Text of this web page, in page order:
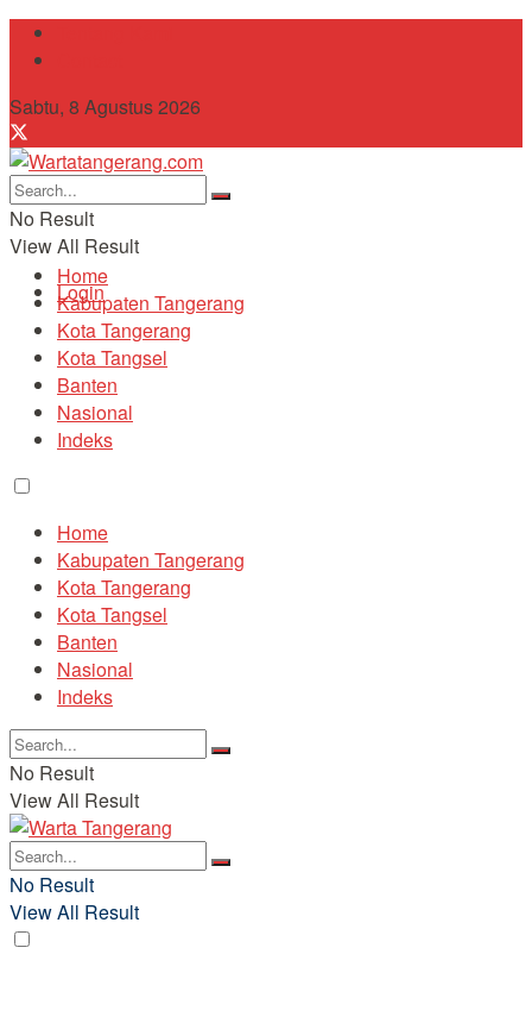
Sabtu, 8 Agustus 2026
No Result
View All Result
Login
Home
Kabupaten Tangerang
Kota Tangerang
Kota Tangsel
Banten
Nasional
Indeks
Home
Kabupaten Tangerang
Kota Tangerang
Kota Tangsel
Banten
Nasional
Indeks
No Result
View All Result
No Result
View All Result